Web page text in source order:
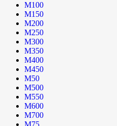
М100
М150
М200
М250
М300
М350
М400
М450
М50
М500
М550
М600
М700